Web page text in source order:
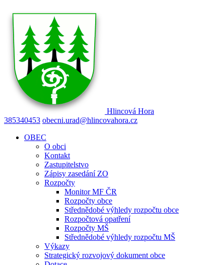
Hlincová Hora
385340453 obecni.urad@hlincovahora.cz
OBEC
O obci
Kontakt
Zastupitelstvo
Zápisy zasedání ZO
Rozpočty
Monitor MF ČR
Rozpočty obce
Střednědobé výhledy rozpočtu obce
Rozpočtová opatření
Rozpočty MŠ
Střednědobé výhledy rozpočtu MŠ
Výkazy
Strategický rozvojový dokument obce